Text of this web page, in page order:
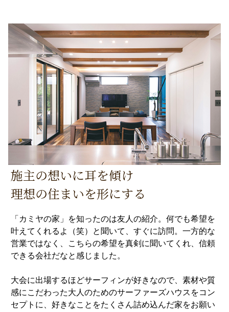
施主の想いに耳を傾け
理想の住まいを形にする
「カミヤの家」を知ったのは友人の紹介。何でも希望を
叶えてくれるよ（笑）と聞いて、すぐに訪問。一方的な
営業ではなく、こちらの希望を真剣に聞いてくれ、信頼
できる会社だなと感じました。
大会に出場するほどサーフィンが好きなので、素材や質
感にこだわった大人のためのサーファーズハウスをコン
セプトに、好きなことをたくさん詰め込んだ家をお願い